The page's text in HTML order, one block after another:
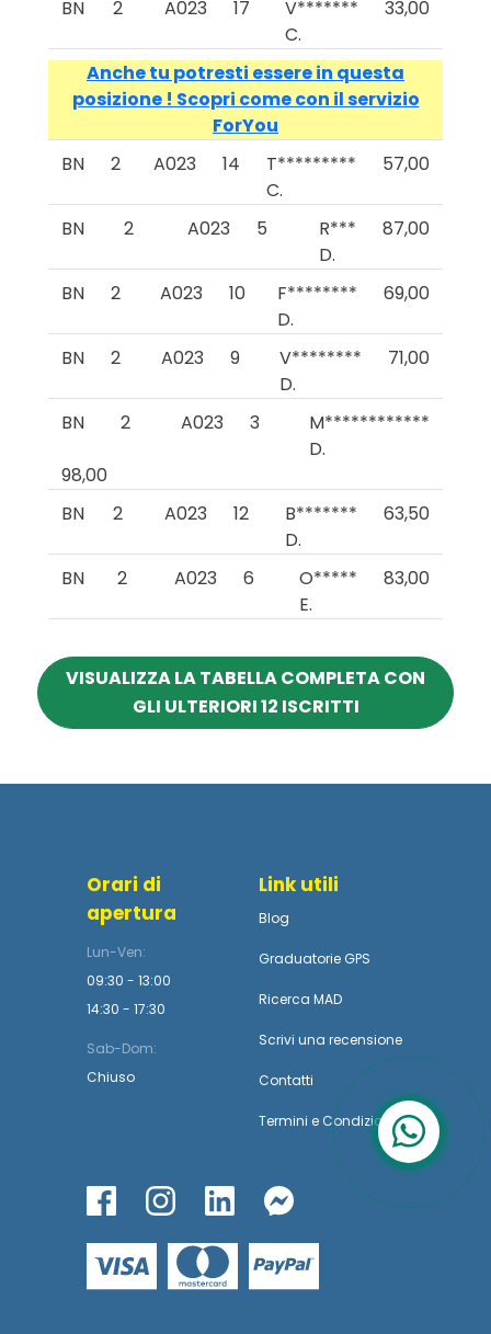
BN 2 A023 17
V*******
C.
33,00
Anche tu potresti essere in questa
posizione ! Scopri come con il servizio
ForYou
BN
2 A023 14
T*********
C.
57,00
BN 2 A023 5
R***
D.
87,00
BN 2 A023 10
F********
D.
69,00
BN 2 A023 9
V********
D.
71,00
BN 2 A023 3
M************
D.
98,00
BN
2 A023 12
B*******
D.
63,50
BN 2 A023 6
O*****
E.
83,00
VISUALIZZA LA TABELLA COMPLETA CON
GLI ULTERIORI 12 ISCRITTI
Orari di
apertura
Lun-Ven:
09:30 - 13:00
14:30 - 17:30
Sab-Dom:
Chiuso
Link utili
Blog
Graduatorie GPS
Ricerca MAD
Scrivi una recensione
Contatti
Termini e Condizioni